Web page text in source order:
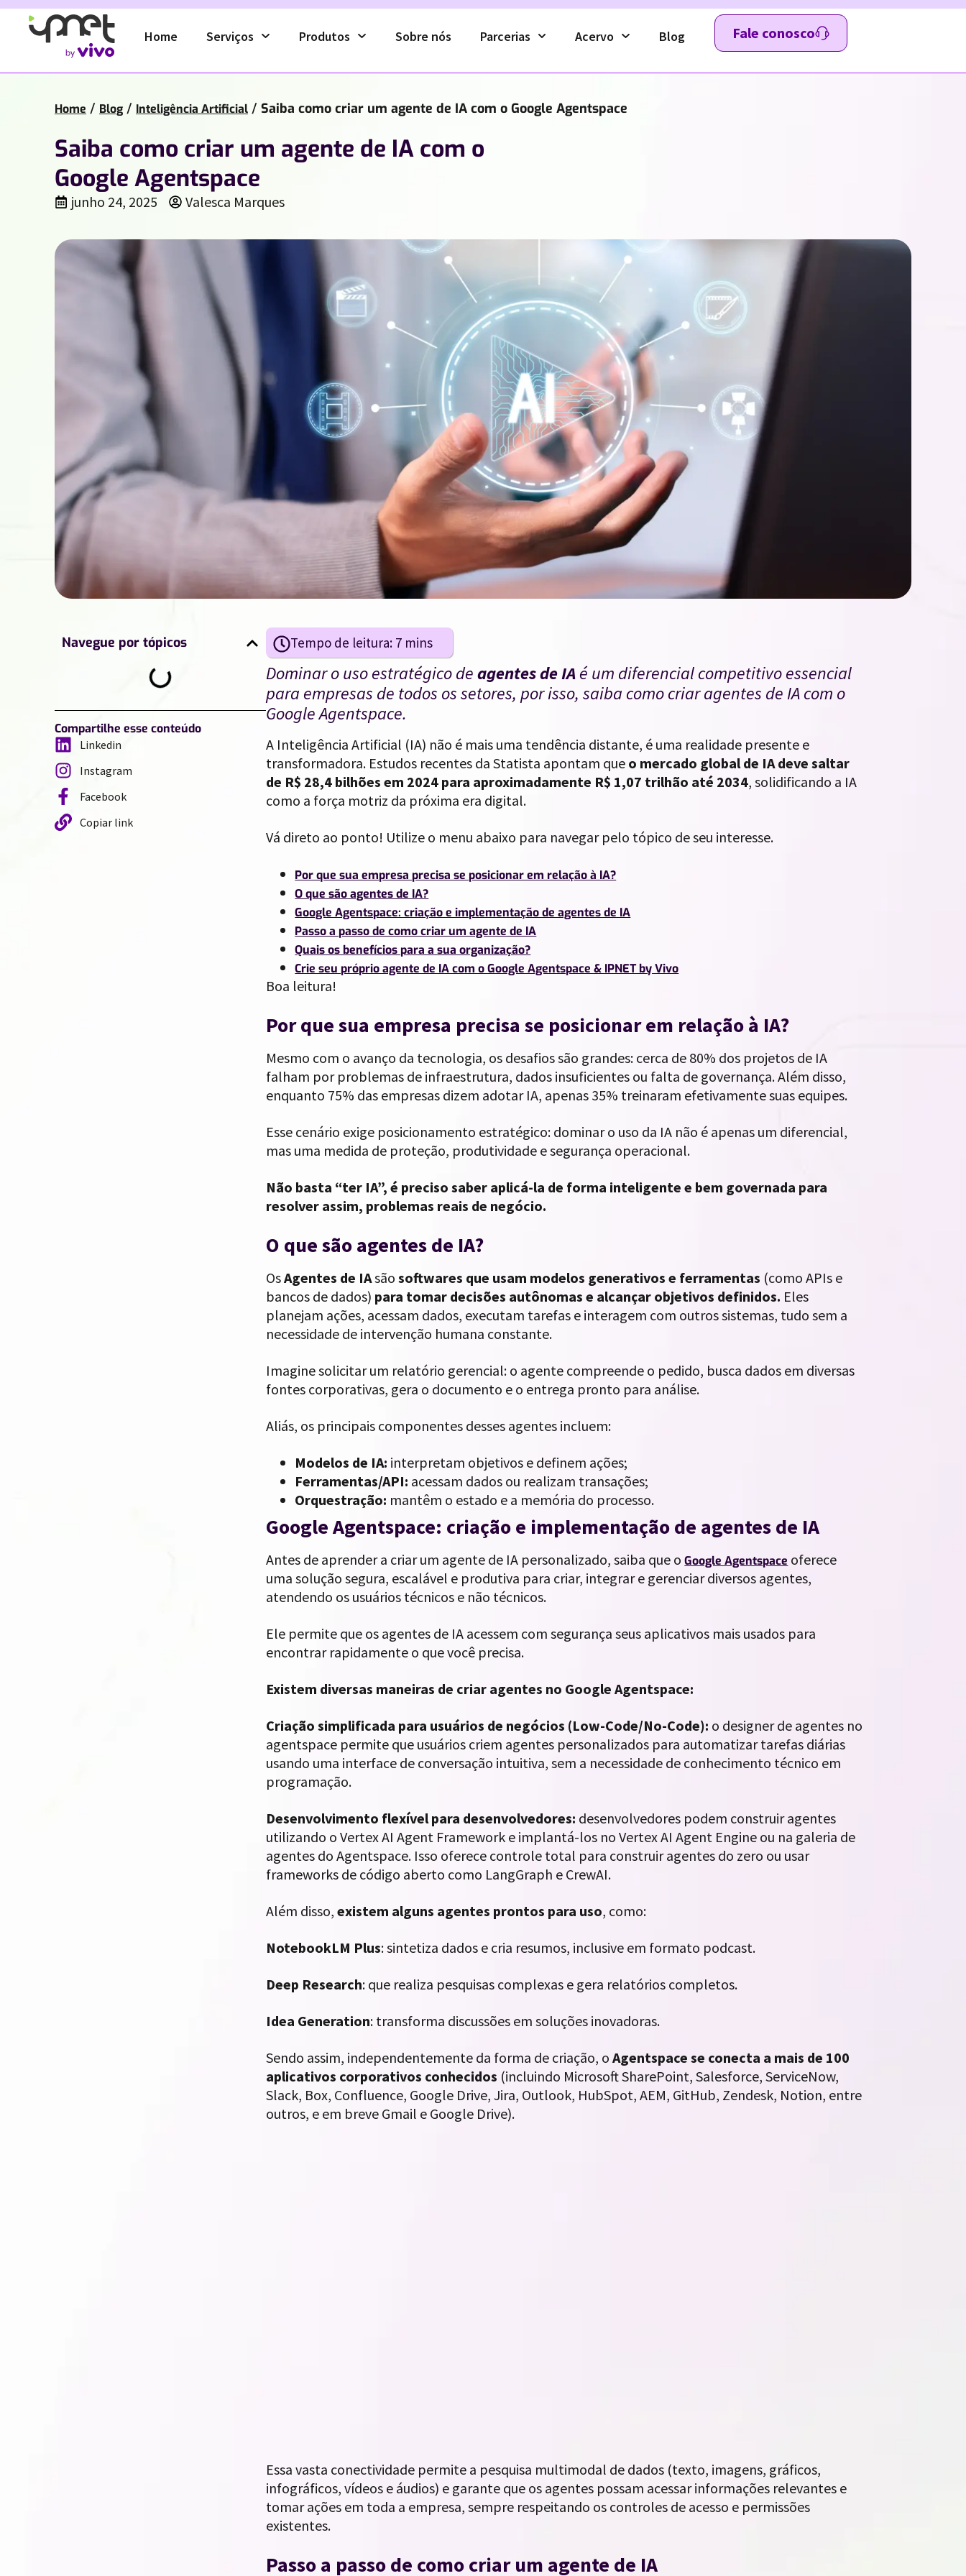
Home Serviços Produtos Sobre nós Parcerias Acervo Blog Fale conosco
Home / Blog / Inteligência Artificial / Saiba como criar um agente de IA com o Google Agentspace
Saiba como criar um agente de IA com o
Google Agentspace
junho 24, 2025 Valesca Marques
Navegue por tópicos
Compartilhe esse conteúdo
Linkedin
Instagram
Facebook
Copiar link
Dominar o uso estratégico deagentes de IAé um diferencial competitivo essencial
para empresas de todos os setores, por isso, saiba como criar agentes de IA com o
Google Agentspace.
A Inteligência Artificial (IA) não é mais uma tendência distante, é uma realidade presente e
transformadora. Estudos recentes da Statista apontam que o mercado global de IA deve saltar
de R$ 28,4 bilhões em 2024 para aproximadamente R$ 1,07 trilhão até 2034, solidificando a IA
como a força motriz da próxima era digital.
Vá direto ao ponto! Utilize o menu abaixo para navegar pelo tópico de seu interesse.
Por que sua empresa precisa se posicionar em relação à IA?
O que são agentes de IA?
Google Agentspace: criação e implementação de agentes de IA
Passo a passo de como criar um agente de IA
Quais os benefícios para a sua organização?
Crie seu próprio agente de IA com o Google Agentspace & IPNET by Vivo
Boa leitura!
Por que sua empresa precisa se posicionar em relação à IA?
Mesmo com o avanço da tecnologia, os desafios são grandes: cerca de 80% dos projetos de IA
falham por problemas de infraestrutura, dados insuficientes ou falta de governança. Além disso,
enquanto 75% das empresas dizem adotar IA, apenas 35% treinaram efetivamente suas equipes.
Esse cenário exige posicionamento estratégico: dominar o uso da IA não é apenas um diferencial,
mas uma medida de proteção, produtividade e segurança operacional.
Não basta “ter IA”, é preciso saber aplicá-la de forma inteligente e bem governada para
resolver assim, problemas reais de negócio.
O que são agentes de IA?
OsAgentes de IAsãosoftwares que usam modelos generativos e ferramentas (como APIs e
bancos de dados) para tomar decisões autônomas e alcançar objetivos definidos. Eles
planejam ações, acessam dados, executam tarefas e interagem com outros sistemas, tudo sem a
necessidade de intervenção humana constante.
Imagine solicitar um relatório gerencial: o agente compreende o pedido, busca dados em diversas
fontes corporativas, gera o documento e o entrega pronto para análise.
Aliás, os principais componentes desses agentes incluem:
Modelos de IA: interpretam objetivos e definem ações;
Ferramentas/API: acessam dados ou realizam transações;
Orquestração: mantêm o estado e a memória do processo.
Google Agentspace: criação e implementação de agentes de IA
Antes de aprender a criar um agente de IA personalizado, saiba que oGoogle Agentspace oferece
uma solução segura, escalável e produtiva para criar, integrar e gerenciar diversos agentes,
atendendo os usuários técnicos e não técnicos.
Ele permite que os agentes de IA acessem com segurança seus aplicativos mais usados para
encontrar rapidamente o que você precisa.
Existem diversas maneiras de criar agentes no Google Agentspace:
Criação simplificada para usuários de negócios (Low-Code/No-Code): o designer de agentes no
agentspace permite que usuários criem agentes personalizados para automatizar tarefas diárias
usando uma interface de conversação intuitiva, sem a necessidade de conhecimento técnico em
programação.
Desenvolvimento flexível para desenvolvedores: desenvolvedores podem construir agentes
utilizando o Vertex AI Agent Framework e implantá-los no Vertex AI Agent Engine ou na galeria de
agentes do Agentspace. Isso oferece controle total para construir agentes do zero ou usar
frameworks de código aberto como LangGraph e CrewAI.
Além disso,existem alguns agentes prontos para uso, como:
NotebookLM Plus: sintetiza dados e cria resumos, inclusive em formato podcast.
Deep Research: que realiza pesquisas complexas e gera relatórios completos.
Idea Generation: transforma discussões em soluções inovadoras.
Sendo assim, independentemente da forma de criação, oAgentspace se conecta a mais de 100
aplicativos corporativos conhecidos (incluindo Microsoft SharePoint, Salesforce, ServiceNow,
Slack, Box, Confluence, Google Drive, Jira, Outlook, HubSpot, AEM, GitHub, Zendesk, Notion, entre
outros, e em breve Gmail e Google Drive).
Essa vasta conectividade permite a pesquisa multimodal de dados (texto, imagens, gráficos,
infográficos, vídeos e áudios) e garante que os agentes possam acessar informações relevantes e
tomar ações em toda a empresa, sempre respeitando os controles de acesso e permissões
existentes.
Passo a passo de como criar um agente de IA